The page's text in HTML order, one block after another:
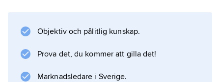
Information om artikeln
Objektiv och pålitlig kunskap.
Prova det, du kommer att gilla det!
Marknadsledare i Sverige.